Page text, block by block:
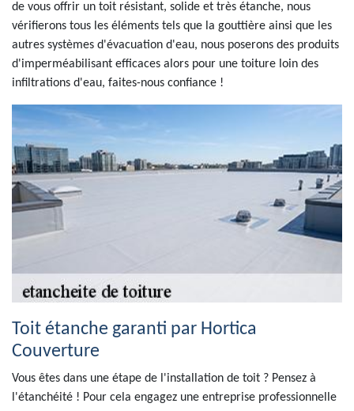
de vous offrir un toit résistant, solide et très étanche, nous
vérifierons tous les éléments tels que la gouttière ainsi que les
autres systèmes d'évacuation d'eau, nous poserons des produits
d'imperméabilisant efficaces alors pour une toiture loin des
infiltrations d'eau, faites-nous confiance !
Toit étanche garanti par Hortica
Couverture
Vous êtes dans une étape de l'installation de toit ? Pensez à
l'étanchéité ! Pour cela engagez une entreprise professionnelle